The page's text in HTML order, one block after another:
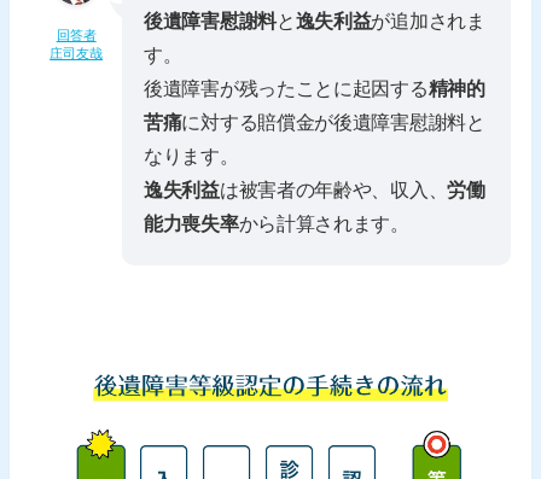
回答者
庄司友哉
後遺障害慰謝料と逸失利益が追加されま
す。
後遺障害が残ったことに起因する精神的
苦痛に対する賠償金が後遺障害慰謝料と
なります。
逸失利益は被害者の年齢や、収入、労働
能力喪失率から計算されます。